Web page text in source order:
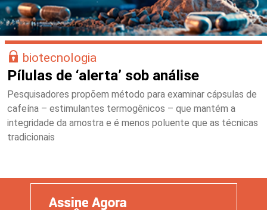
biotecnologia
Pílulas de ‘alerta’ sob análise
Pesquisadores propõem método para examinar cápsulas de
cafeína – estimulantes termogênicos – que mantém a
integridade da amostra e é menos poluente que as técnicas
tradicionais